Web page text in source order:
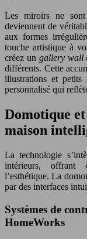
Les miroirs ne
deviennent de
aux formes
touche artistique à
créez un gallery wall
différents. Cette
illustrations et petits
personnalisé qui
Domotique
maison
La technologie
intérieurs, offrant
l’esthétique. La
par des interfaces
Systèmes de
HomeWorks